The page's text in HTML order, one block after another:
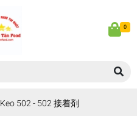
0
Keo 502 - 502 接着剤